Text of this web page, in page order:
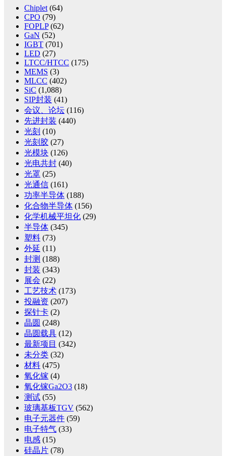
Chiplet (64)
CPO (79)
FOPLP(62)
GaN (52)
IGBT (701)
LED (27)
LTCC/HTCC (175)
MEMS (3)
MLCC (402)
SiC (1,088)
SIP封装 (41)
会议、论坛 (116)
先进封装 (440)
光刻 (10)
光刻胶 (27)
光模块 (126)
光电共封 (40)
光罩 (25)
光通信 (161)
功率半导体 (188)
化合物半导体 (156)
化学机械平坦化 (29)
半导体 (345)
塑料 (73)
外延 (11)
封测 (188)
封装 (343)
展会 (22)
工艺技术 (173)
投融资 (207)
探针卡 (2)
晶圆 (248)
晶圆载具 (12)
最新项目 (342)
未分类 (32)
材料 (475)
氧化镓 (4)
氧化镓Ga2O3 (18)
测试 (55)
玻璃基板TGV (562)
电子元器件 (59)
电子特气 (33)
电感 (15)
硅晶片 (78)